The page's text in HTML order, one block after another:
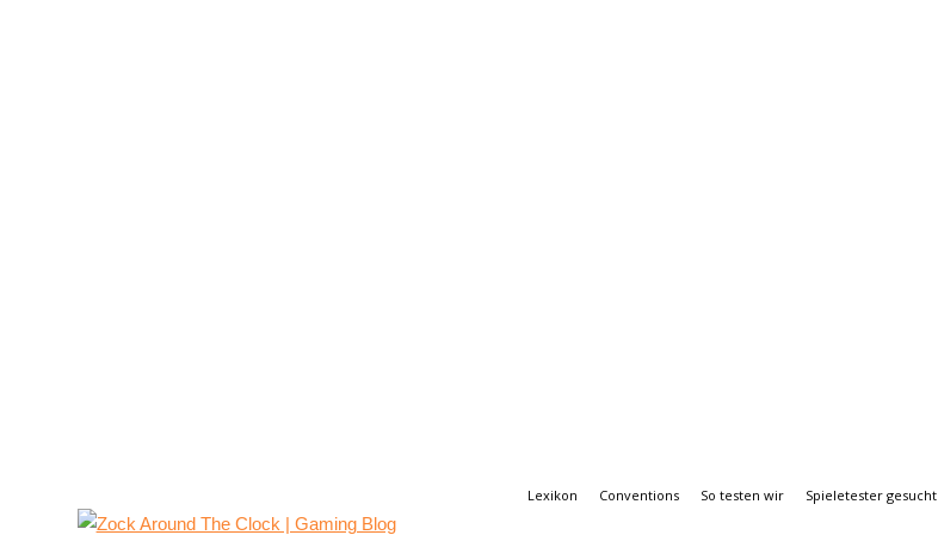
Lexikon Conventions So testen wir Spieletester gesucht